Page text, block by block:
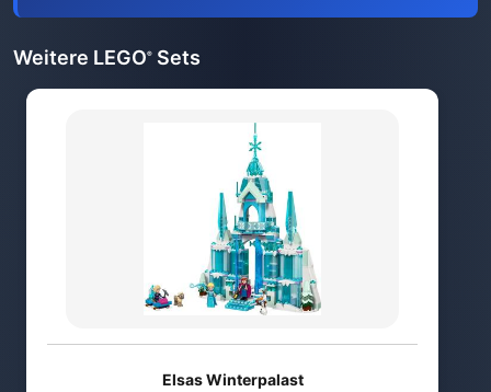
Weitere LEGO® Sets
Elsas Winterpalast